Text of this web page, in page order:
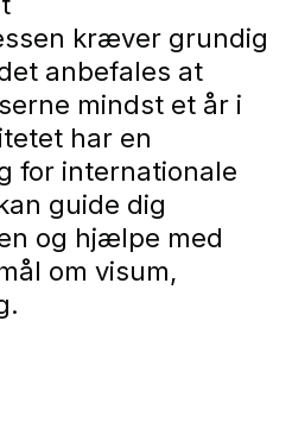
kræver grundig
anbefales at
mindst et år i
har en
for internationale
guide dig
og hjælpe med
om visum,